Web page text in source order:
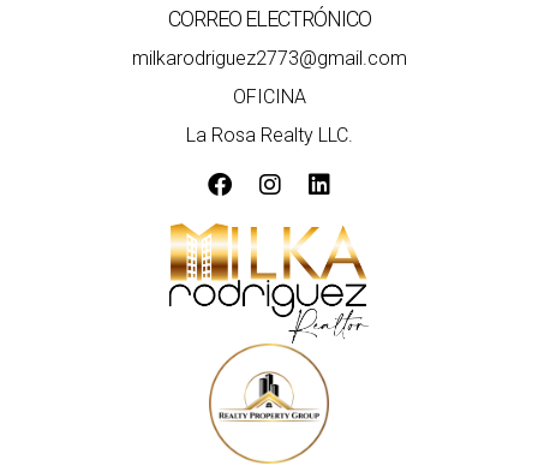
CORREO ELECTRÓNICO
milkarodriguez2773@gmail.com
OFICINA
La Rosa Realty LLC.